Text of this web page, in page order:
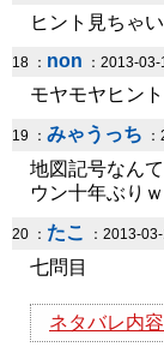
ヒント見ちゃ
18 ： non ：2013-
モヤモヤヒン
19 ： みゃうっち
地図記号なんて
ウン十年ぶりｗ
20 ： たこ ：2013-
七問目
ネタバレ内